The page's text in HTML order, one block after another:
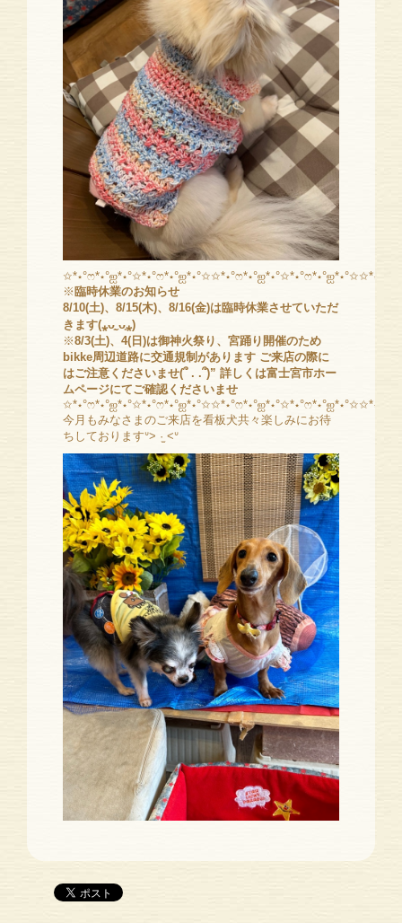
※臨時休業のお知らせ
8/10(土)、8/15(木)、8/16(金)は臨時休業させていただ
きます(⁎ᴗ͈ˬᴗ͈⁎)
※8/3(土)、4(日)は御神火祭り、宮踊り開催のため
bikke周辺道路に交通規制があります ご来店の際に
はご注意くださいませ(՞ . .՞)” 詳しくは富士宮市ホー
ムページにてご確認くださいませ
今月もみなさまのご来店を看板犬共々楽しみにお待
ちしておりますᐡ> ·̫ <ᐡ